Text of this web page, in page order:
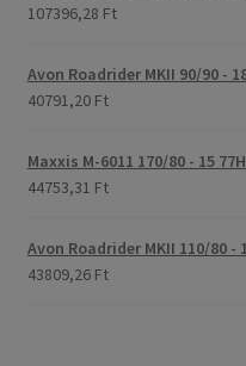
107396,28 Ft
Avon Roadrider MKII 90/90 -
40791,20 Ft
Maxxis M-6011 170/80 - 15
44753,31 Ft
Avon Roadrider MKII 110/80
43809,26 Ft